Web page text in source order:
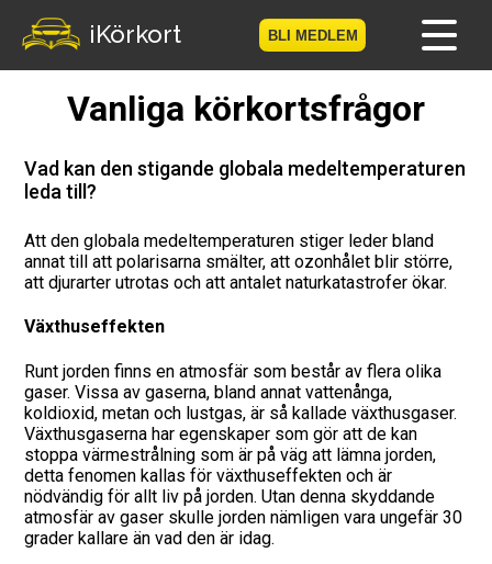
iKörkort BLI MEDLEM
Hem
Bli medlem
Prov
Vägmärkesspelet
Körkortsteori
Checklista för ditt körkort
Vägmärken
Vanliga körkortsfrågor
Vad kan den stigande globala medeltemperaturen
leda till?
Att den globala medeltemperaturen stiger leder bland
annat till att polarisarna smälter, att ozonhålet blir större,
att djurarter utrotas och att antalet naturkatastrofer ökar.
Växthuseffekten
Runt jorden finns en atmosfär som består av flera olika
gaser. Vissa av gaserna, bland annat vattenånga,
koldioxid, metan och lustgas, är så kallade växthusgaser.
Växthusgaserna har egenskaper som gör att de kan
stoppa värmestrålning som är på väg att lämna jorden,
detta fenomen kallas för växthuseffekten och är
nödvändig för allt liv på jorden. Utan denna skyddande
atmosfär av gaser skulle jorden nämligen vara ungefär 30
grader kallare än vad den är idag.